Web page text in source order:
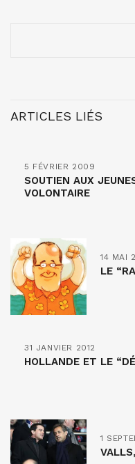
ARTICLES LIÉS
5 FÉVRIER 2009
SOUTIEN AUX
VOLONTAIRE
14 MAI
LE
31 JANVIER 2012
HOLLANDE ET LE
1